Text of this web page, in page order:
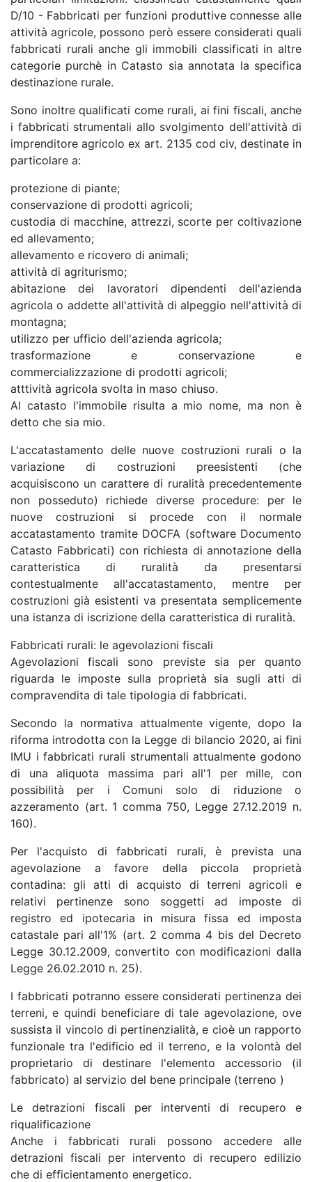
D/10 - Fabbricati per funzioni produttive connesse alle
attività agricole, possono però essere considerati quali
fabbricati rurali anche gli immobili classificati in altre
categorie purchè in Catasto sia annotata la specifica
destinazione rurale.
Sono inoltre qualificati come rurali, ai fini fiscali, anche
i fabbricati strumentali allo svolgimento dell'attività di
imprenditore agricolo ex art. 2135 cod civ, destinate in
particolare a:
protezione di piante;
conservazione di prodotti agricoli;
custodia di macchine, attrezzi, scorte per coltivazione
ed allevamento;
allevamento e ricovero di animali;
attività di agriturismo;
abitazione dei lavoratori dipendenti dell'azienda
agricola o addette all'attività di alpeggio nell'attività di
montagna;
utilizzo per ufficio dell'azienda agricola;
trasformazione e conservazione e
commercializzazione di prodotti agricoli;
atttività agricola svolta in maso chiuso.
Al catasto l'immobile risulta a mio nome, ma non è
detto che sia mio.
L'accatastamento delle nuove costruzioni rurali o la
variazione di costruzioni preesistenti (che
acquisiscono un carattere di ruralità precedentemente
non posseduto) richiede diverse procedure: per le
nuove costruzioni si procede con il normale
accatastamento tramite DOCFA (software Documento
Catasto Fabbricati) con richiesta di annotazione della
caratteristica di ruralità da presentarsi
contestualmente all'accatastamento, mentre per
costruzioni già esistenti va presentata semplicemente
una istanza di iscrizione della caratteristica di ruralità.
Fabbricati rurali: le agevolazioni fiscali
Agevolazioni fiscali sono previste sia per quanto
riguarda le imposte sulla proprietà sia sugli atti di
compravendita di tale tipologia di fabbricati.
Secondo la normativa attualmente vigente, dopo la
riforma introdotta con la Legge di bilancio 2020, ai fini
IMU i fabbricati rurali strumentali attualmente godono
di una aliquota massima pari all'1 per mille, con
possibilità per i Comuni solo di riduzione o
azzeramento (art. 1 comma 750, Legge 27.12.2019 n.
160).
Per l'acquisto di fabbricati rurali, è prevista una
agevolazione a favore della piccola proprietà
contadina: gli atti di acquisto di terreni agricoli e
relativi pertinenze sono soggetti ad imposte di
registro ed ipotecaria in misura fissa ed imposta
catastale pari all'1% (art. 2 comma 4 bis del Decreto
Legge 30.12.2009, convertito con modificazioni dalla
Legge 26.02.2010 n. 25).
I fabbricati potranno essere considerati pertinenza dei
terreni, e quindi beneficiare di tale agevolazione, ove
sussista il vincolo di pertinenzialità, e cioè un rapporto
funzionale tra l'edificio ed il terreno, e la volontà del
proprietario di destinare l'elemento accessorio (il
fabbricato) al servizio del bene principale (terreno )
Le detrazioni fiscali per interventi di recupero e
riqualificazione
Anche i fabbricati rurali possono accedere alle
detrazioni fiscali per intervento di recupero edilizio
che di efficientamento energetico.